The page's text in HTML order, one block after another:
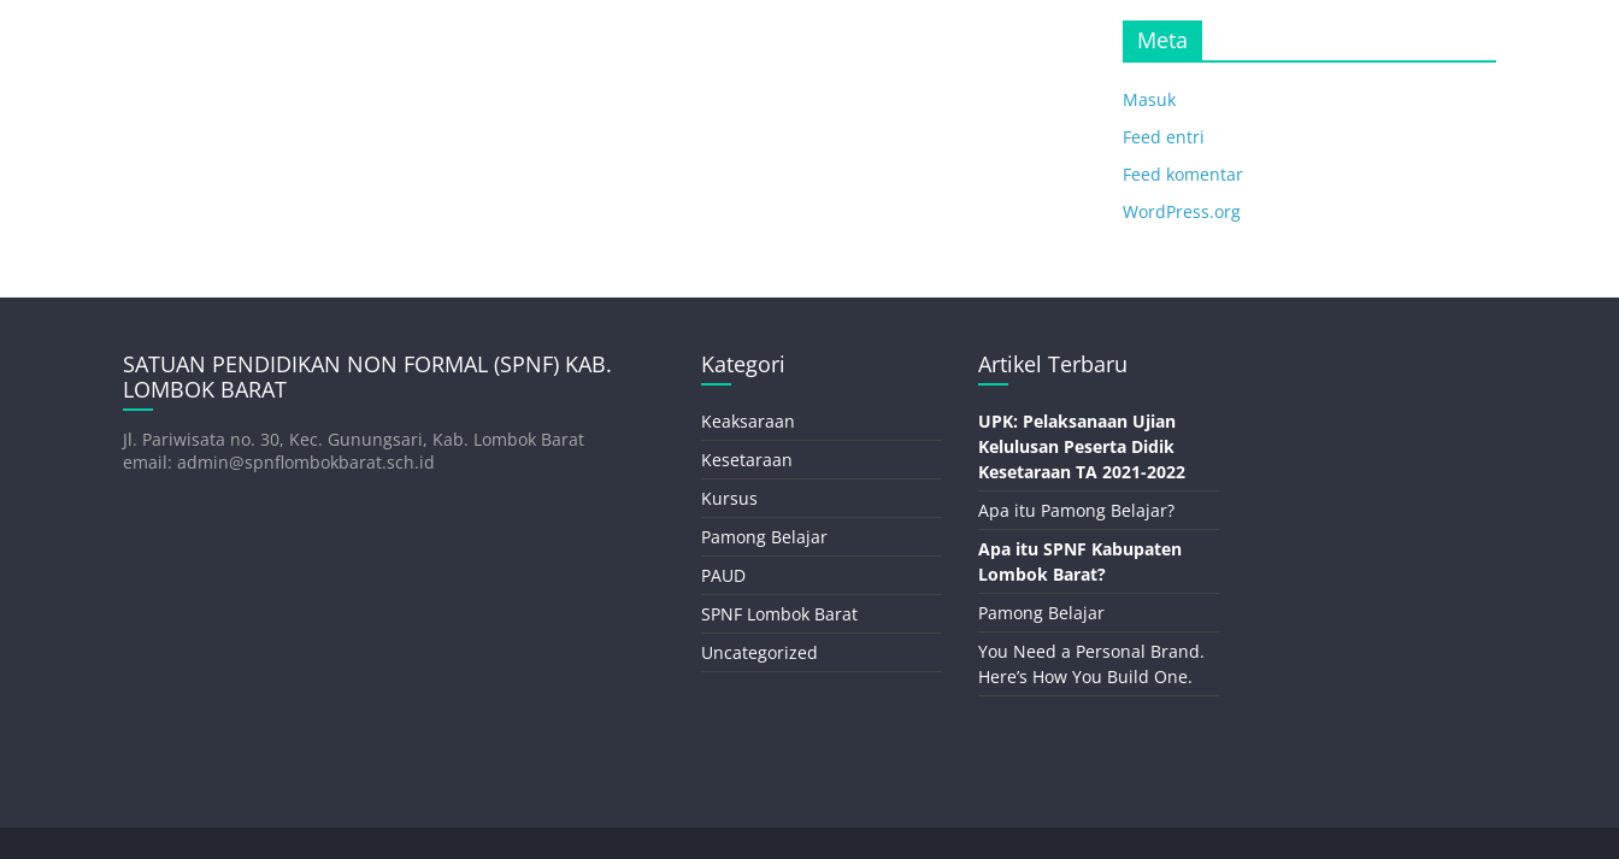
Meta
Masuk
Feed entri
Feed komentar
WordPress.org
SATUAN PENDIDIKAN NON FORMAL (SPNF) KAB.
LOMBOK BARAT
Jl. Pariwisata no. 30, Kec. Gunungsari, Kab. Lombok Barat
email: admin@spnflombokbarat.sch.id
Kategori
Keaksaraan
Kesetaraan
Kursus
Pamong Belajar
PAUD
SPNF Lombok Barat
Uncategorized
Artikel Terbaru
UPK: Pelaksanaan Ujian
Kelulusan Peserta Didik
Kesetaraan TA 2021-2022
Apa itu Pamong Belajar?
Apa itu SPNF Kabupaten
Lombok Barat?
Pamong Belajar
You Need a Personal Brand.
Here’s How You Build One.